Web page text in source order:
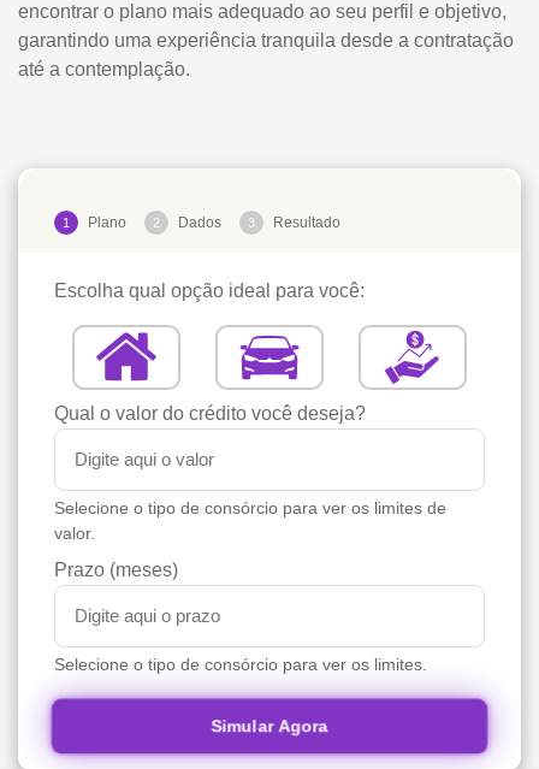
encontrar o plano mais adequado ao seu perfil e objetivo,
garantindo uma experiência tranquila desde a contratação
até a contemplação.
1 Plano 2 Dados 3 Resultado
Escolha qual opção ideal para você:
Qual o valor do crédito você deseja?
Selecione o tipo de consórcio para ver os limites de
valor.
Prazo (meses)
Selecione o tipo de consórcio para ver os limites.
Simular Agora